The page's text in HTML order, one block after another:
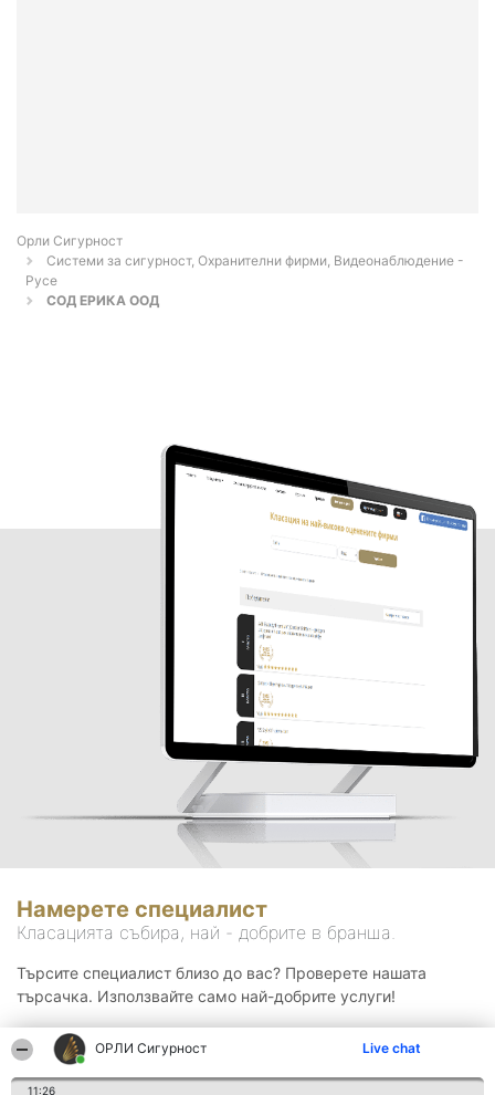
ОРЛИ Сигурност Live chat
11:26
Орли Сигурност
Системи за сигурност, Охранителни фирми, Видеонаблюдение -
Русе
СОД ЕРИКА ООД
Намерете специалист
Класацията събира, най - добрите в бранша.
Търсите специалист близо до вас? Проверете нашата
търсачка. Използвайте само най-добрите услуги!